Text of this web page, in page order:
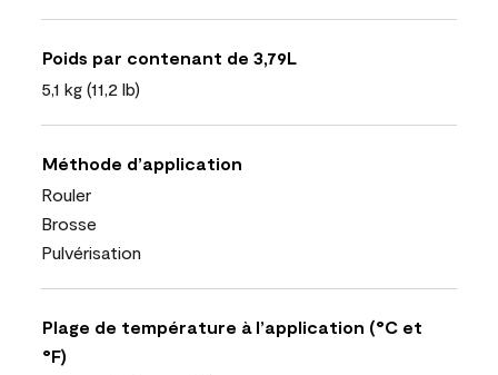
Poids par contenant de 3,79L
5,1 kg (11,2 lb)
Méthode d’application
Rouler
Brosse
Pulvérisation
Plage de température à l’application (°C et
°F)